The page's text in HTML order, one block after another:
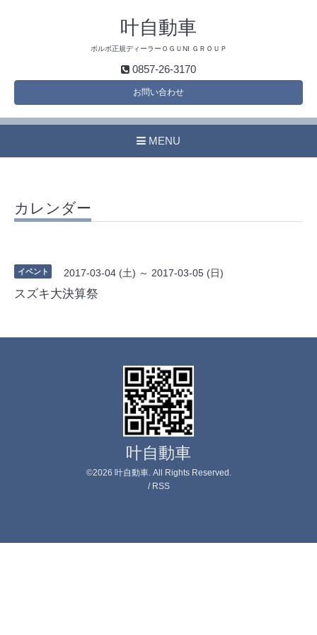
叶自動車
ボルボ正規ディーラーＯＧＵNI ＧＲＯＵＰ
0857-26-3170
お問い合わせ
MENU
カレンダー
イベント 2017-03-04 (土) ～ 2017-03-05 (日)
スズキ大決算祭
叶自動車
©2026 叶自動車. All Rights Reserved.
/ RSS